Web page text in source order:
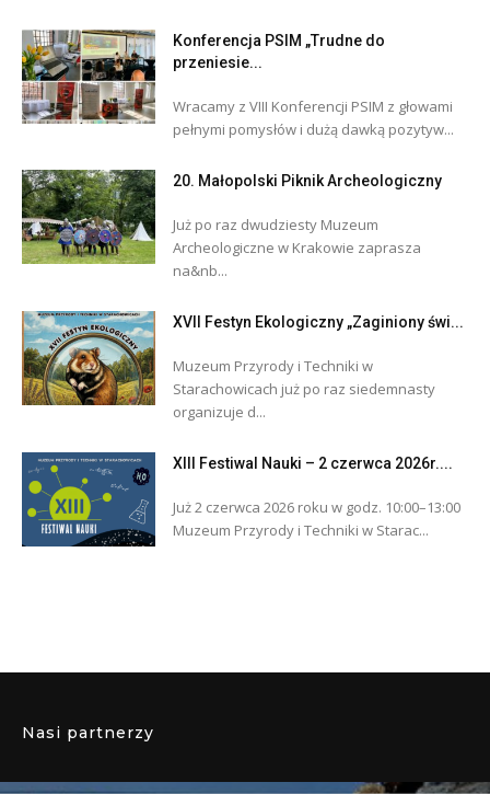
Konferencja PSIM „Trudne do
przeniesie...
Wracamy z VIII Konferencji PSIM z głowami
pełnymi pomysłów i dużą dawką pozytyw...
20. Małopolski Piknik Archeologiczny
Już po raz dwudziesty Muzeum
Archeologiczne w Krakowie zaprasza
na&nb...
XVII Festyn Ekologiczny „Zaginiony świ...
Muzeum Przyrody i Techniki w
Starachowicach już po raz siedemnasty
organizuje d...
XIII Festiwal Nauki – 2 czerwca 2026r....
Już 2 czerwca 2026 roku w godz. 10:00–13:00
Muzeum Przyrody i Techniki w Starac...
Nasi partnerzy